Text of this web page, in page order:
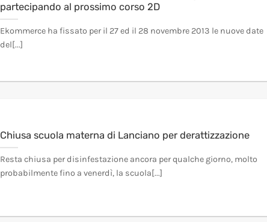
partecipando al prossimo corso 2D
Ekommerce ha fissato per il 27 ed il 28 novembre 2013 le nuove date
del[...]
Chiusa scuola materna di Lanciano per derattizzazione
Resta chiusa per disinfestazione ancora per qualche giorno, molto
probabilmente fino a venerdì, la scuola[...]